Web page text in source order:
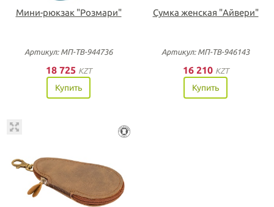
Мини-рюкзак "Розмари"
Артикул: МП-ТВ-944736
18 725 KZT
Купить
Сумка женская "Айвери"
Артикул: МП-ТВ-946143
16 210 KZT
Купить